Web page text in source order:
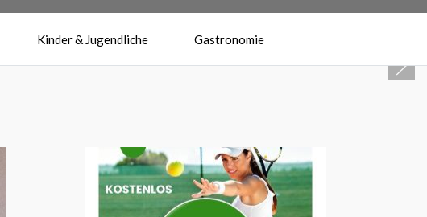
Kinder & Jugendliche Gastronomie
Tennisverein Reilingen 1974 e.V.